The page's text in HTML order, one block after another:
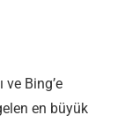
ve Bing’e
en büyük